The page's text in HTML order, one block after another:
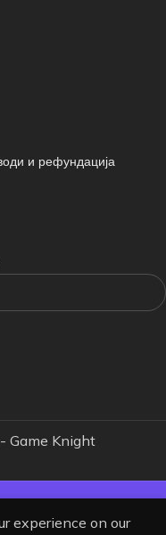
НАРАЧКИ
и рефундација
Game Knight
experience on our